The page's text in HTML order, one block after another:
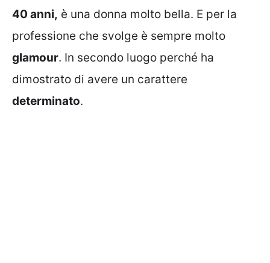
40 anni, è una donna molto bella. E per la
professione che svolge è sempre molto
glamour. In secondo luogo perché ha
dimostrato di avere un carattere
determinato.